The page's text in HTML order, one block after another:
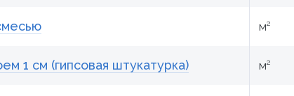
м²
1 см (гипсовая штукатурка) м²